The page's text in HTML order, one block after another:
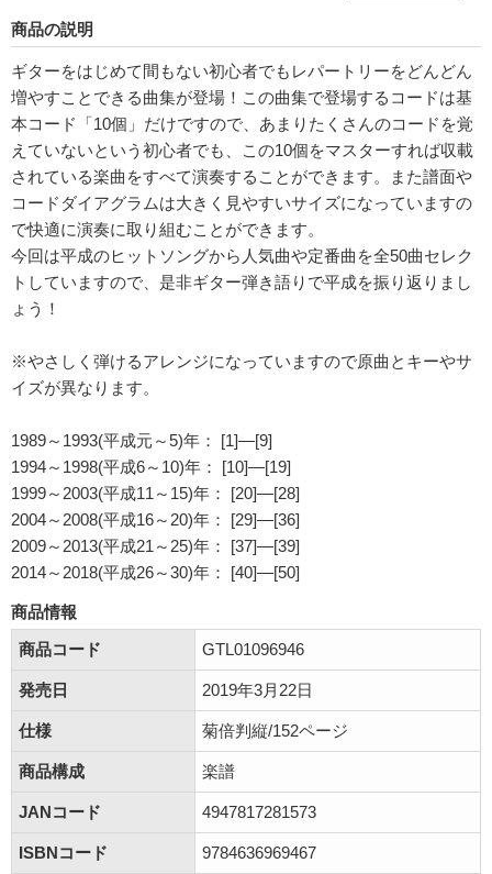
商品の説明
ギターをはじめて間もない初心者でもレパートリーをどんどん
増やすことできる曲集が登場！この曲集で登場するコードは基
本コード「10個」だけですので、あまりたくさんのコードを覚
えていないという初心者でも、この10個をマスターすれば収載
されている楽曲をすべて演奏することができます。また譜面や
コードダイアグラムは大きく見やすいサイズになっていますの
で快適に演奏に取り組むことができます。
今回は平成のヒットソングから人気曲や定番曲を全50曲セレク
トしていますので、是非ギター弾き語りで平成を振り返りまし
ょう！
※やさしく弾けるアレンジになっていますので原曲とキーやサ
イズが異なります。
1989～1993(平成元～5)年： [1]―[9]
1994～1998(平成6～10)年： [10]―[19]
1999～2003(平成11～15)年： [20]―[28]
2004～2008(平成16～20)年： [29]―[36]
2009～2013(平成21～25)年： [37]―[39]
2014～2018(平成26～30)年： [40]―[50]
商品情報
商品コード
GTL01096946
発売日 2019年3月22日
仕様 菊倍判縦/152ページ
商品構成 楽譜
JANコード 4947817281573
ISBNコード 9784636969467